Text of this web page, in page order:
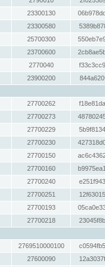
23300130
23300580
25700300
23700600
2770040
23900200
27700262
27700273
27700229
27700230
27700150
27700160
27700240
27700251
27700193
27700218
2769510000100
27600090